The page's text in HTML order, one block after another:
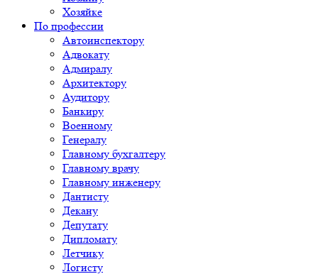
Хозяйке
По профессии
Автоинспектору
Адвокату
Адмиралу
Архитектору
Аудитору
Банкиру
Военному
Генералу
Главному бухгалтеру
Главному врачу
Главному инженеру
Дантисту
Декану
Депутату
Дипломату
Летчику
Логисту